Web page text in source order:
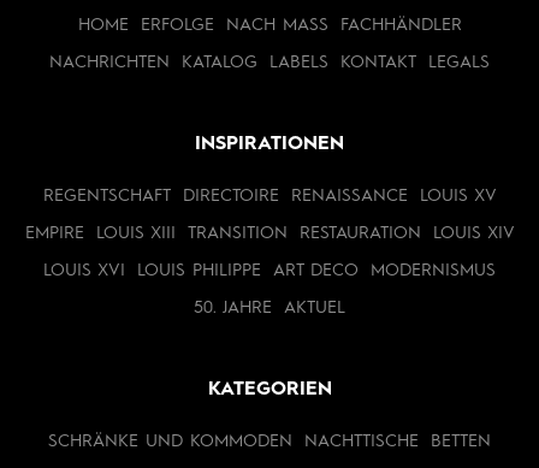
HOME ERFOLGE NACH MASS FACHHÄNDLER
NACHRICHTEN KATALOG LABELS KONTAKT LEGALS
INSPIRATIONEN
REGENTSCHAFT DIRECTOIRE RENAISSANCE LOUIS XV
EMPIRE LOUIS XIII TRANSITION RESTAURATION LOUIS XIV
LOUIS XVI LOUIS PHILIPPE ART DECO MODERNISMUS
50. JAHRE AKTUEL
KATEGORIEN
SCHRÄNKE UND KOMMODEN NACHTTISCHE BETTEN